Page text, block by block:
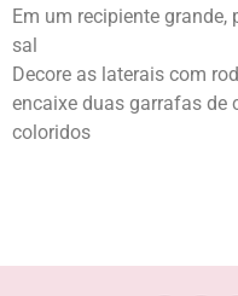
Em um recipiente
sal
Decore as laterais com
encaixe duas garrafas de
coloridos